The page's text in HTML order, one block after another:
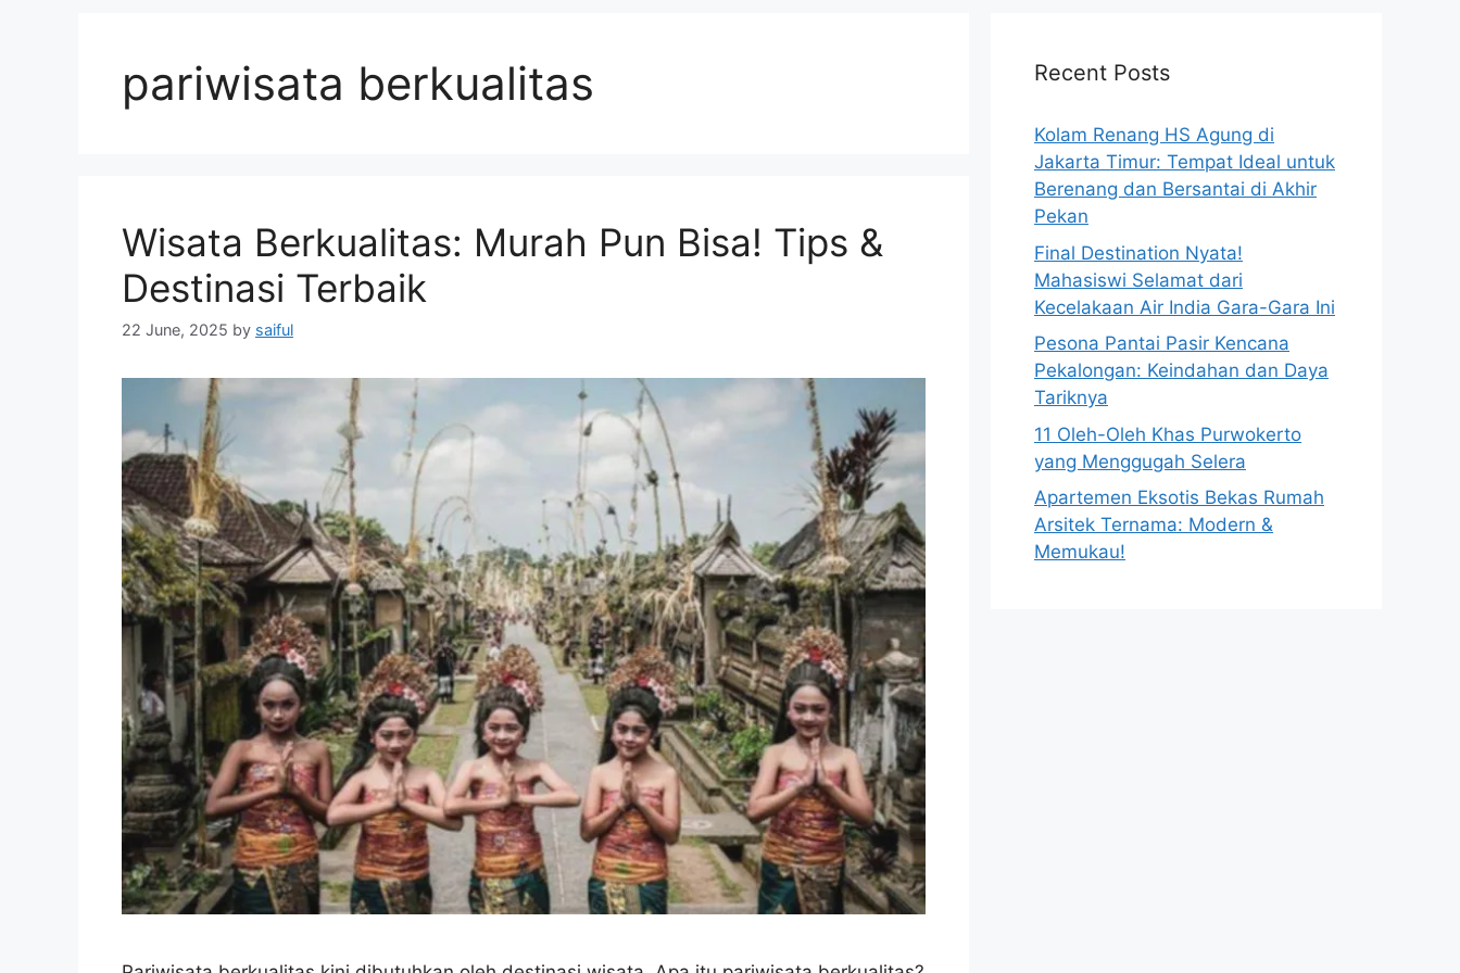
pariwisata berkualitas
Wisata Berkualitas: Murah Pun Bisa! Tips &
Destinasi Terbaik
22 June, 2025 by saiful
Recent Posts
Kolam Renang HS Agung di
Jakarta Timur: Tempat Ideal untuk
Berenang dan Bersantai di Akhir
Pekan
Final Destination Nyata!
Mahasiswi Selamat dari
Kecelakaan Air India Gara-Gara Ini
Pesona Pantai Pasir Kencana
Pekalongan: Keindahan dan Daya
Tariknya
11 Oleh-Oleh Khas Purwokerto
yang Menggugah Selera
Apartemen Eksotis Bekas Rumah
Arsitek Ternama: Modern &
Memukau!